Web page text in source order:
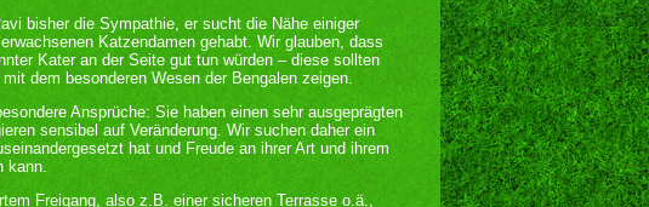
bisher die Sympathie, er sucht die Nähe einiger
Katzendamen gehabt. Wir glauben, dass
Kater an der Seite gut tun würden – diese sollten
dem besonderen Wesen der Bengalen zeigen.
Ansprüche: Sie haben einen sehr ausgeprägten
sensibel auf Veränderung. Wir suchen daher ein
hat und Freude an ihrer Art und ihrem
kann.
Freigang, also z.B. einer sicheren Terrasse o.ä.,